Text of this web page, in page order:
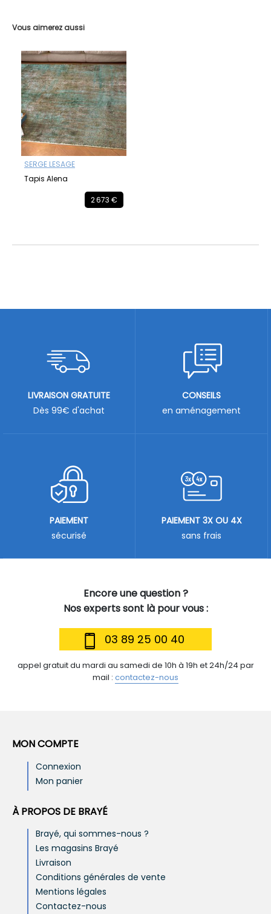
Vous aimerez aussi
SERGE LESAGE
Tapis Alena
2 673 €
Encore une question ?
Nos experts sont là pour vous :
03 89 25 00 40
appel gratuit du mardi au samedi de 10h à 19h et 24h/24 par
mail : contactez-nous
LIVRAISON GRATUITE
Dès 99€ d'achat
CONSEILS
en aménagement
PAIEMENT
sécurisé
PAIEMENT 3X OU 4X
sans frais
MON COMPTE
Connexion
Mon panier
À PROPOS DE BRAYÉ
Brayé, qui sommes-nous ?
Les magasins Brayé
Livraison
Conditions générales de vente
Mentions légales
Contactez-nous